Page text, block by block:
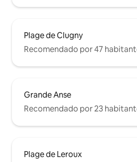
Plage de Clugny
Recomendado por 47
Grande Anse
Recomendado por 23
Plage de Leroux